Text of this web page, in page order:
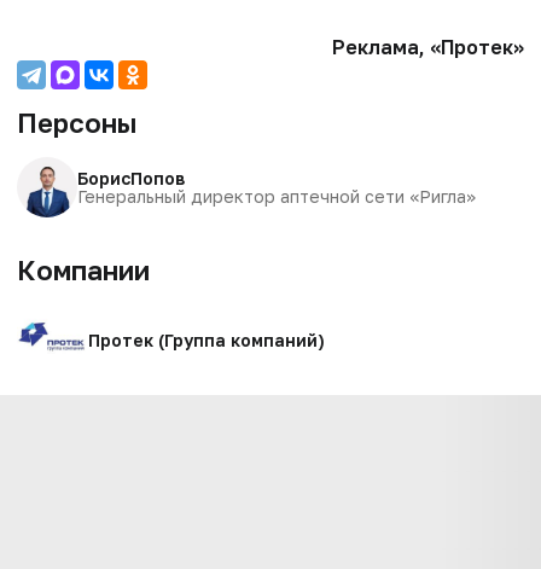
Реклама, «Протек»
Персоны
БорисПопов
Генеральный директор аптечной сети «Ригла»
Компании
Протек (Группа компаний)